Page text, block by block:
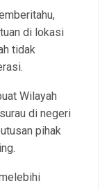
di lokasi
tidak
Wilayah
di negeri
pihak